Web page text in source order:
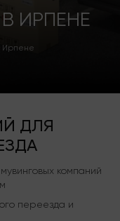
ИРПЕНЕ
Ирпене
ДЛЯ
компаний
переезда и